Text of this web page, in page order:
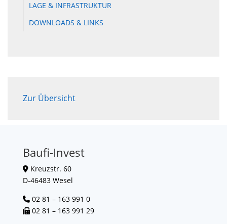
LAGE & INFRASTRUKTUR
DOWNLOADS & LINKS
Zur Übersicht
Baufi-Invest
Kreuzstr. 60
D-46483 Wesel
02 81 – 163 991 0
02 81 – 163 991 29